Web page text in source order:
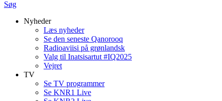
Søg
Nyheder
Læs nyheder
Se den seneste Qanorooq
Radioaviisi på grønlandsk
Valg til Inatsisartut #IQ2025
Vejret
TV
Se TV programmer
Se KNR1 Live